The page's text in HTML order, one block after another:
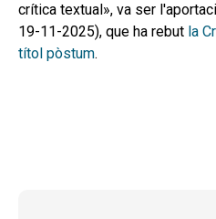
crítica textual», va ser
19-11-2025), que ha rebut la
títol pòstum.